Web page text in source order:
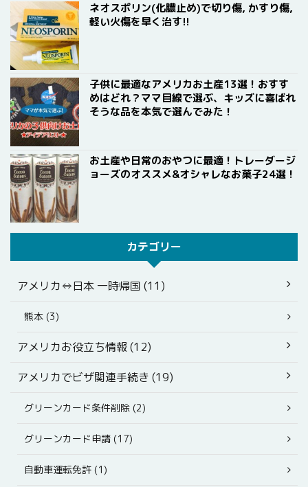
ネオスポリン(化膿止め)で切り傷, かすり傷,
軽い火傷を早く治す!!
子供に最適なアメリカお土産13選！おすす
めはどれ？ママ目線で選ぶ、キッズに喜ばれ
そうな品を本気で選んでみた！
お土産や日常のおやつに最適！トレーダージ
ョーズのオススメ&オシャレなお菓子24選！
カテゴリー
アメリカ⇔日本 一時帰国 (11)
熊本 (3)
アメリカお役立ち情報 (12)
アメリカでビザ関連手続き (19)
グリーンカード条件削除 (2)
グリーンカード申請 (17)
自動車運転免許 (1)